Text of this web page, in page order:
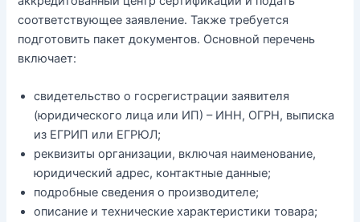
соответствующее заявление. Также требуется
подготовить пакет документов. Основной перечень
включает:
свидетельство о госрегистрации заявителя
(юридического лица или ИП) – ИНН, ОГРН, выписка
из ЕГРИП или ЕГРЮЛ;
реквизиты организации, включая наименование,
юридический адрес, контактные данные;
подробные сведения о производителе;
описание и технические характеристики товара;